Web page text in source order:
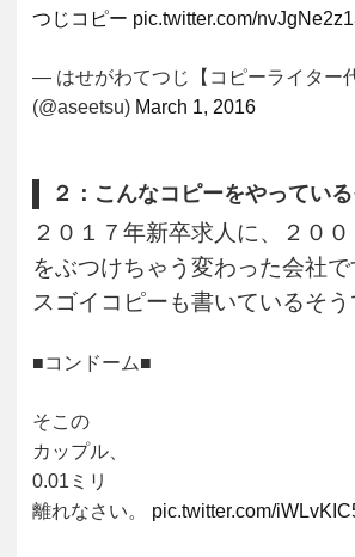
つじコピー pic.twitter.com/
— はせがわてつじ【コピーライター
(@aseetsu) March 1, 2016
２：こんなコピーをやっている
２０１７年新卒求人に、２０
をぶつけちゃう変わった会社
スゴイコピーも書いているそう
■コンドーム■
そこの
カップル、
0.01ミリ
離れなさい。 pic.twitter.com/